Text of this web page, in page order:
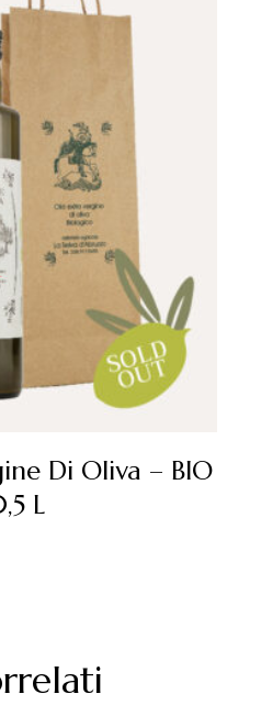
Di Oliva – BIO
L